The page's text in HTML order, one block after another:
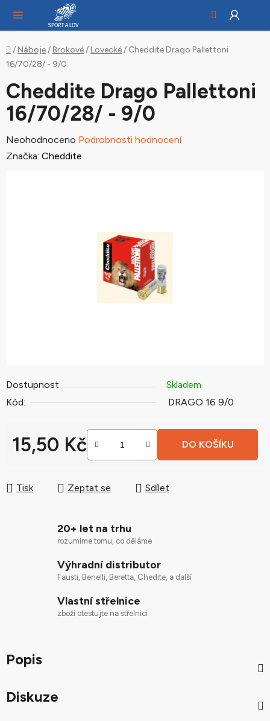
obsah
Domů
/ Náboje/ Brokové/ Lovecké/ Cheddite Drago Pallettoni
16/70/28/ - 9/0
Dostupnost
Skladem
Kód:
DRAGO 16 9/0
15,50 Kč DO KOŠÍKU
Tisk Zeptat se Sdílet
Cheddite Drago Pallettoni
16/70/28/ - 9/0
Průměrné
hodnocení
Neohodnoceno Podrobnosti hodnocení
Značka: Cheddite
20+ let na trhu
rozumíme tomu, co děláme
Výhradní distributor
Fausti, Benelli, Beretta, Chedite, a další
Vlastní střelnice
zboží otestujte na střelnici
Popis
Diskuze